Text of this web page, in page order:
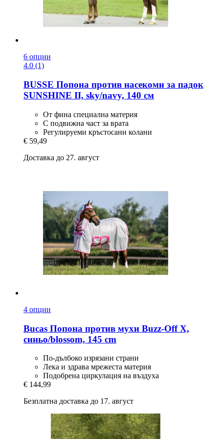
6 опции
4.0 (1)
BUSSE Попона против насекоми за падок
SUNSHINE II, sky/navy, 140 см
От фина специална материя
С подвижна част за врата
Регулируеми кръстосани колани
€ 59,49
Доставка до 27. август
4 опции
Bucas Попона против мухи Buzz-​Off X,
синьо/blossom, 145 cm
По-дълбоко изрязани страни
Лека и здрава мрежеста материя
Подобрена циркулация на въздуха
€ 144,99
Безплатна доставка до 17. август